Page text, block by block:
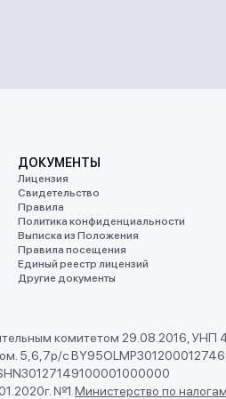
ДОКУМЕНТЫ
Лицензия
Свидетельство
Правила
Политика конфиденциальности
Выписка из Положения
Правила посещения
Единый реестр лицензий
Другие документы
комитетом 29.08.2016,
5,6,7р/с
№1 Министерство по